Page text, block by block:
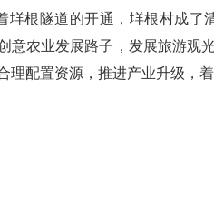
垟根隧道的开通，垟根村成
意农业发展路子，发展旅游观
理配置资源，推进产业升级，